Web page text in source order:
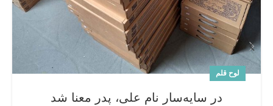
لوح قلم
در سایه‌سار نام علی، پدر معنا شد